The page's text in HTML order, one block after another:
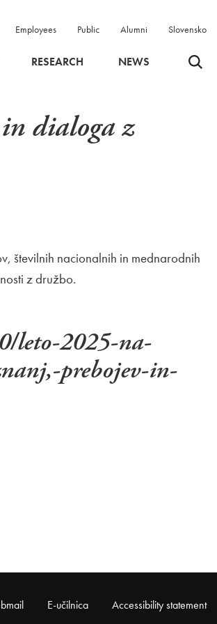
Employees Public Alumni Slovensko
RESEARCH NEWS Odpri
dialoga z
številnih nacionalnih in mednarodnih
z družbo.
leto-2025-na-
prebojev-in-
E-učilnica Accessibility statement